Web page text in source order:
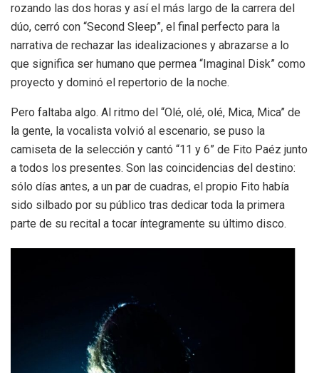
rozando las dos horas y así el más largo de la carrera del
dúo, cerró con “Second Sleep”, el final perfecto para la
narrativa de rechazar las idealizaciones y abrazarse a lo
que significa ser humano que permea “Imaginal Disk” como
proyecto y dominó el repertorio de la noche.
Pero faltaba algo. Al ritmo del “Olé, olé, olé, Mica, Mica” de
la gente, la vocalista volvió al escenario, se puso la
camiseta de la selección y cantó “11 y 6” de Fito Paéz junto
a todos los presentes. Son las coincidencias del destino:
sólo días antes, a un par de cuadras, el propio Fito había
sido silbado por su público tras dedicar toda la primera
parte de su recital a tocar íntegramente su último disco.